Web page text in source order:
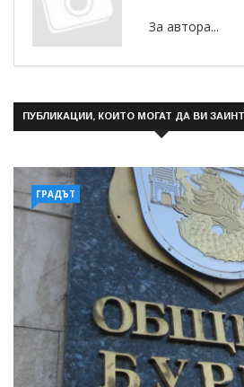
За автора...
ПУБЛИКАЦИИ, КОИТО МОГАТ ДА ВИ
ГРАДЪТ